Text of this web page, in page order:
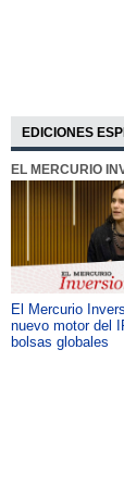
EDICIONES
EL MERCURIO
El Mercurio
nuevo motor del
bolsas globales